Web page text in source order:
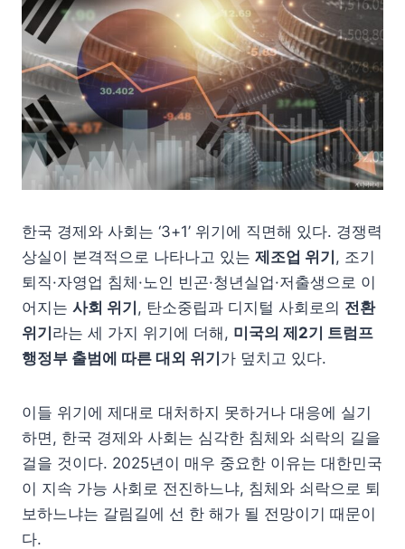
한국 경제와 사회는 ‘3+1’ 위기에 직면해 있다. 경쟁력
상실이 본격적으로 나타나고 있는 제조업 위기 , 조기
퇴직·자영업 침체·노인 빈곤·청년실업·저출생으로 이
어지는 사회 위기 , 탄소중립과 디지털 사회로의 전환
위기라는 세 가지 위기에 더해, 미국의 제2기 트럼프
행정부 출범에 따른 대외 위기가 덮치고 있다.
이들 위기에 제대로 대처하지 못하거나 대응에 실기
하면, 한국 경제와 사회는 심각한 침체와 쇠락의 길을
걸을 것이다. 2025년이 매우 중요한 이유는 대한민국
이 지속 가능 사회로 전진하느냐, 침체와 쇠락으로 퇴
보하느냐는 갈림길에 선 한 해가 될 전망이기 때문이
다.